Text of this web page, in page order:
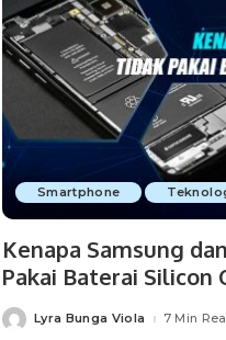
Smartphone
Kenapa Samsung
Pakai Baterai Silicon
PostedLyra Bunga Viola 7 Min